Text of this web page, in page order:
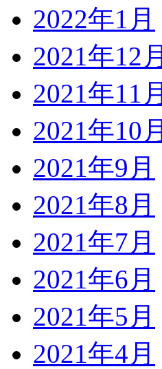
2022年1月
2021年12月
2021年11月
2021年10月
2021年9月
2021年8月
2021年7月
2021年6月
2021年5月
2021年4月